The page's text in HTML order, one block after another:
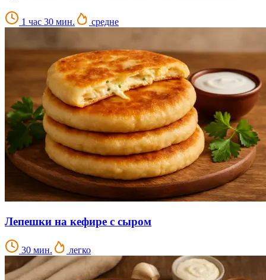
1 час 30 мин. средне
Лепешки на кефире с сыром
30 мин. легко